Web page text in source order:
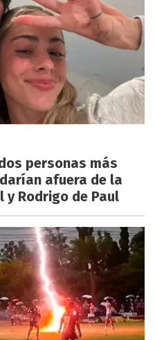
personas más
afuera de la
y Rodrigo de Paul